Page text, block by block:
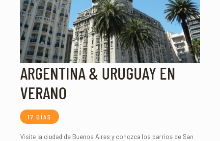
ARGENTINA & URUGUAY EN
VERANO
17 DÍAS
Visite la ciudad de Buenos Aires y conozca los barrios de San